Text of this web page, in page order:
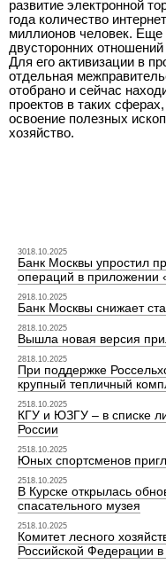
развитие электронной
года количество
миллионов человек. Еще
двусторонних
Для его активизации в
отдельная
отобрано и сейчас
проектов в таких
освоение полезных
хозяйство.
3018.10.2025
Банк Москвы упростил
операций в приложении
2918.10.2025
Банк Москвы снижает
2818.10.2025
Вышла новая версия
2818.10.2025
При поддержке
крупный тепличный
2518.10.2025
КГУ и ЮЗГУ – в списке
России
2518.10.2025
Юных спортсменов
2518.10.2025
В Курске открылась
спасательного музея
2518.10.2025
Комитет лесного
Российской Федерации